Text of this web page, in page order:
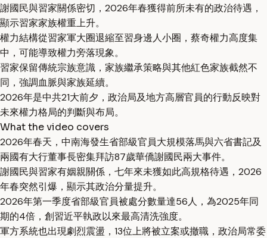
謝國民與習家關係密切，2026年春獲得前所未有的政治待遇，
顯示習家家族權重上升。
權力結構從習家軍大圈退縮至習身邊人小圈，蔡奇權力高度集
中，可能導致權力旁落現象。
習家保留傳統宗族意識，家族繼承策略與其他紅色家族截然不
同，強調血脈與家族延續。
2026年是中共21大前夕，政治局及地方高層官員的行動反映對
未來權力格局的判斷與布局。
What the video covers
2026年春天，中南海發生省部級官員大規模落馬與六省書記及
兩國有大行董事長密集拜訪87歲華僑謝國民兩大事件。
謝國民與習家有姻親關係，七年來未獲如此高規格待遇，2026
年春突然引爆，顯示其政治分量提升。
2026年第一季度省部級官員被處分數量達56人，為2025年同
期的4倍，創習近平執政以來最高清洗強度。
軍方系統也出現劇烈震盪，13位上將被立案或撤職，政治局常委